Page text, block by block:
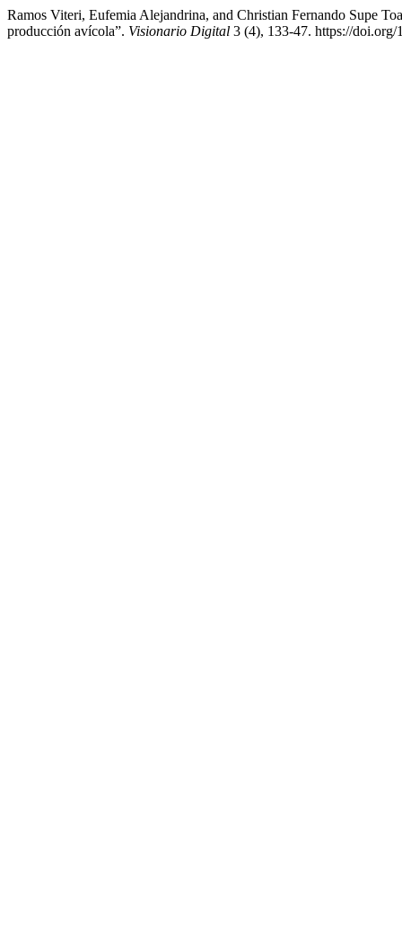
Ramos Viteri, Eufemia Alejandrina, and Christian Fernando Supe
producción avícola”. Visionario Digital 3 (4), 133-47. https://